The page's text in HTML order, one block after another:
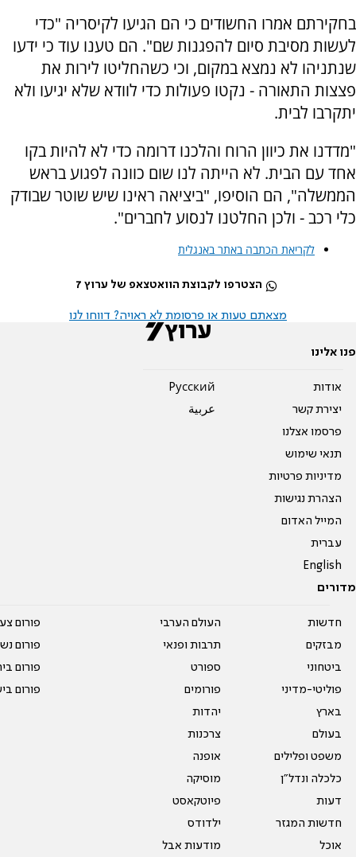
בחקירתם אמרו החשודים כי הם הגיעו לקיסריה "כדי
לעשות מסיבת סיום להפגנות שם". הם טענו עוד כי ידעו
שנתניהו לא נמצא במקום, וכי כשהחליטו לירות את
פצצות התאורה - נקטו פעולות כדי לוודא שלא יגיעו ולא
יתקרבו לבית.
"מדדנו את כיוון הרוח והלכנו דרומה כדי לא להיות בקו
אחד עם הבית. לא הייתה לנו שום כוונה לפגוע בראש
הממשלה", הם הוסיפו, "ביציאה ראינו שיש שוטר שבודק
כלי רכב - ולכן החלטנו לנסוע לחברים".
לקריאת הכתבה באתר באנגלית
הצטרפו לקבוצת הוואטצאפ של ערוץ 7
מצאתם טעות או פרסומת לא ראויה? דווחו לנו
פנו אלינו
אודות
יצירת קשר
פרסמו אצלנו
תנאי שימוש
מדיניות פרטיות
הצהרת נגישות
המייל האדום
עברית
English
Pусский
عربية
מדורים
חדשות
מבזקים
ביטחוני
פוליטי-מדיני
בארץ
בעולם
משפט ופלילים
כלכלה ונדל"ן
דעות
חדשות המגזר
אוכל
העולם הערבי
תרבות ופנאי
ספורט
פורומים
יהדות
צרכנות
אופנה
מוסיקה
פיוטקאסט
ילדודס
מודעות אבל
פורום
פורום
פורום
פורום